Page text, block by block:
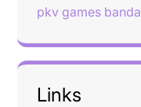
pkv games
Links